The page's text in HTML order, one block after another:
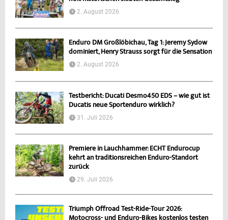
2. August 2026
Enduro DM Großlöbichau, Tag 1: Jeremy Sydow
dominiert, Henry Strauss sorgt für die Sensation
2. August 2026
Testbericht: Ducati Desmo450 EDS – wie gut ist
Ducatis neue Sportenduro wirklich?
31. Juli 2026
Premiere in Lauchhammer: ECHT Endurocup
kehrt an traditionsreichen Enduro-Standort
zurück
29. Juli 2026
Triumph Offroad Test-Ride-Tour 2026: